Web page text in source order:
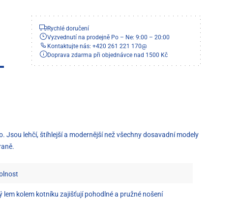
Rychlé doručení
Vyzvednutí na prodejně Po – Ne: 9:00 – 20:00
Kontaktujte nás: +420 261 221 170@
Doprava zdarma při objednávce nad 1500 Kč
Jsou lehčí, štíhlejší a modernější než všechny dosavadní modely
lem kolem kotníku zajišťují pohodlné a pružné nošení